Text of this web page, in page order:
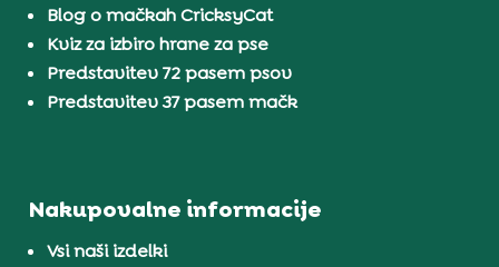
Blog o mačkah CricksyCat
Kviz za izbiro hrane za pse
Predstavitev 72 pasem psov
Predstavitev 37 pasem mačk
Nakupovalne informacije
Vsi naši izdelki